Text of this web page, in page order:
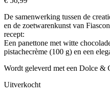
De samenwerking tussen de
en de zoetwarenkunst van
recept:
Een panettone met witte
pistachecrème (100 g) en een
Wordt geleverd met een Dolce &
Uitverkocht